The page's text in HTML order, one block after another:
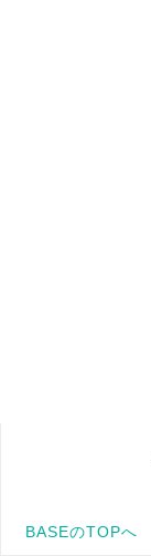
BASEのTOPへ